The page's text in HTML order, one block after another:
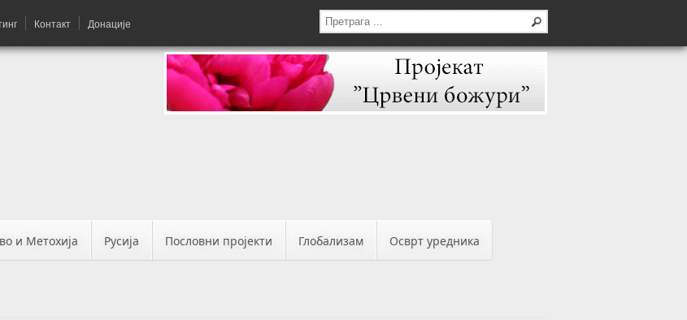
Контакт Донације
и Метохија Русија Пословни пројекти Глобализам Осврт уредника